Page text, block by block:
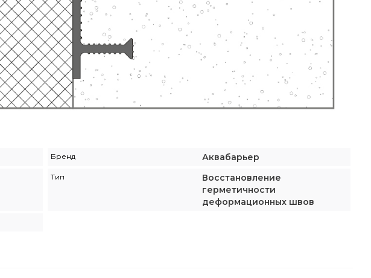
Бренд Аквабарьер
Тип
Восстановление
герметичности
деформационных швов